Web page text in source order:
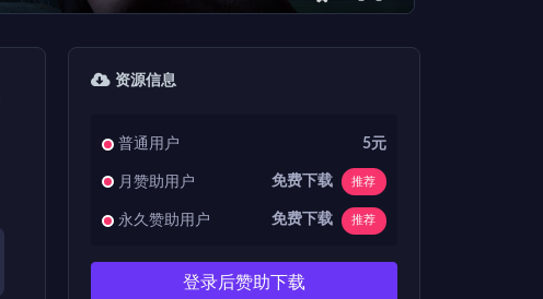
资源信息
普通用户 5元
月赞助用户 免费下载 推荐
永久赞助用户 免费下载 推荐
登录后赞助下载